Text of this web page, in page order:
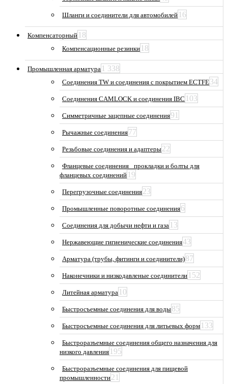
Шланги и соединители для автомобилей 16
Компенсаторный 18
Компенсационные резинки 18
Промышленная арматура 1 338
Соединения TW и соединения с покрытием ECTFE34
Соединения CAMLOCK и соединения IBC 103
Симметричные зацепные соединения91
Рычажные соединения77
Резьбовые соединения и адаптеры22
Фланцевые соединения_ прокладки и болты для
фланцевых соединений 19
Перегрузочные соединения23
Промышленные поворотные соединения6
Соединения для добычи нефти и газа 13
Нержавеющие гигиенические соединения43
Арматура (трубы, фитинги и соединители)87
Наконечники и низкодавленые соединители 152
Литейная арматура 10
Быстросъемные соединения для воды85
Быстросъемные соединения для литьевых форм 133
Быстроразъемные соединения общего назначения для
низкого давления 195
Быстроразъемные соединения для пищевой
промышленности21